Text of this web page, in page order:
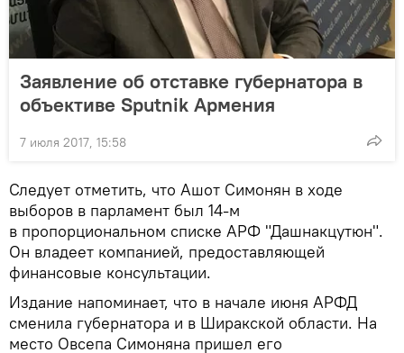
Заявление об отставке губернатора в
объективе Sputnik Армения
7 июля 2017, 15:58
Следует отметить, что Ашот Симонян в ходе
выборов в парламент был 14-м
в пропорциональном списке АРФ "Дашнакцутюн".
Он владеет компанией, предоставляющей
финансовые консультации.
Издание напоминает, что в начале июня АРФД
сменила губернатора и в Ширакской области. На
место Овсепа Симоняна пришел его